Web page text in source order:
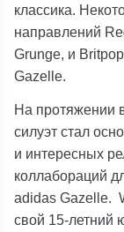
классика.
направлений
Grunge, и
Gazelle.
На протяжении
силуэт стал
и интересных
коллабораций
adidas Gazelle.
свой 15-летний